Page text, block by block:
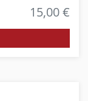
15,00 €